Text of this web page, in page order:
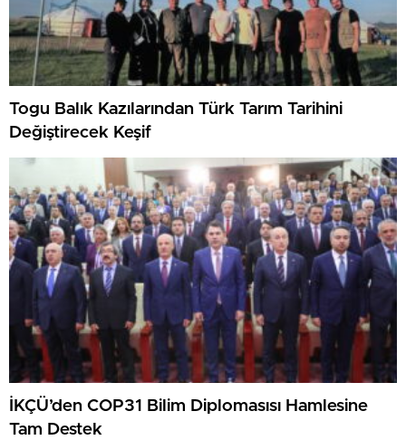
Togu Balık Kazılarından Türk Tarım Tarihini
Değiştirecek Keşif
İKÇÜ’den COP31 Bilim Diplomasısı Hamlesine
Tam Destek